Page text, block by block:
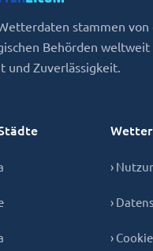
stammen
Behörden
und Zuverlässigkeit.
›
›
›